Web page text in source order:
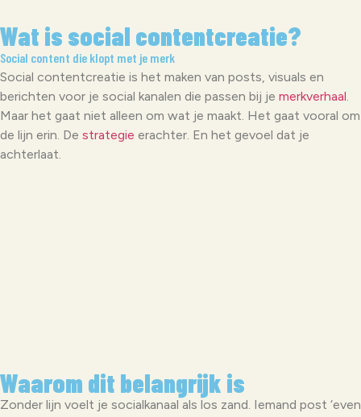
Wat is social contentcreatie?
Social content die klopt met je merk
Social contentcreatie is het maken van posts, visuals en
berichten voor je social kanalen die passen bij je merkverhaal.
Maar het gaat niet alleen om wat je maakt. Het gaat vooral om
de lijn erin. De strategie erachter. En het gevoel dat je
achterlaat.
Waarom dit belangrijk is
Zonder lijn voelt je socialkanaal als los zand. Iemand post ‘even